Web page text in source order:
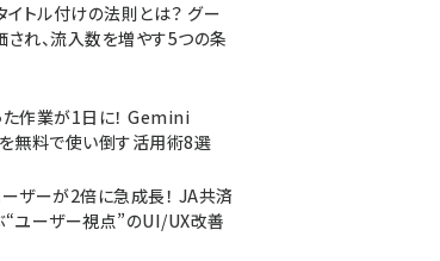
イトル付けの法則とは？ グー
され、流入数を増やす5つの条
作業が1日に！ Gemini
料で使い倒す活用術8選
ーザーが2倍に急成長！ JA共済
“ユーザー視点”のUI/UX改善